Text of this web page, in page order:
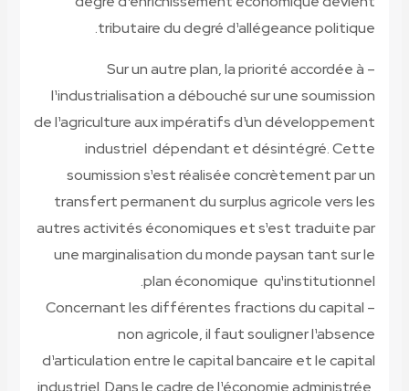
tributaire du degré d¹allégeance politique.
– Sur un autre plan, la priorité accordée à
l¹industrialisation a débouché sur une soumission
de l¹agriculture aux impératifs d¹un développement
industriel dépendant et désintégré. Cette
soumission s¹est réalisée concrètement par un
transfert permanent du surplus agricole vers les
autres activités économiques et s¹est traduite par
une marginalisation du monde paysan tant sur le
plan économique qu¹institutionnel.
– Concernant les différentes fractions du capital
non agricole, il faut souligner l¹absence
d¹articulation entre le capital bancaire et le capital